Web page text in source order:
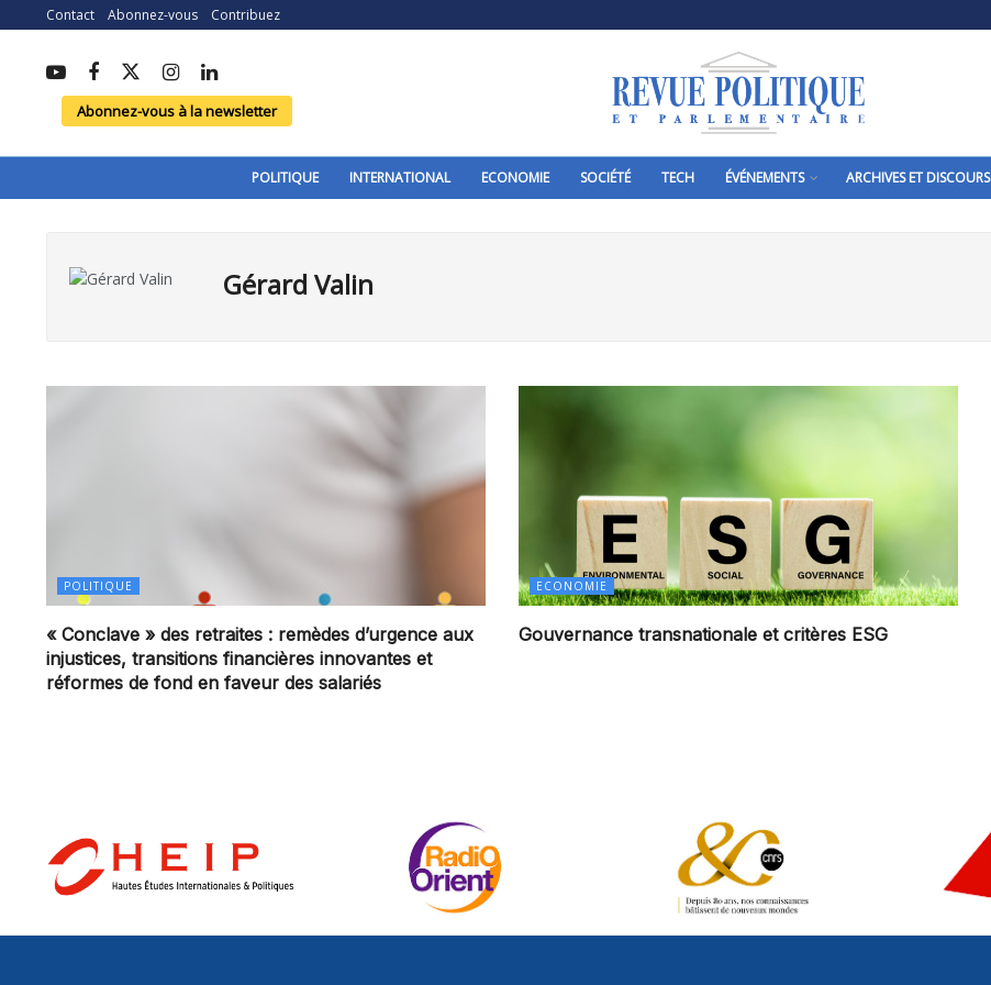
Contact Abonnez-vous Contribuez
Abonnez-vous à la newsletter
POLITIQUE INTERNATIONAL ECONOMIE SOCIÉTÉ TECH ÉVÉNEMENTS ARCHIVES ET DISCOURS
Gérard Valin
POLITIQUE
« Conclave » des retraites : remèdes d’urgence aux
injustices, transitions financières innovantes et
réformes de fond en faveur des salariés
ECONOMIE
Gouvernance transnationale et critères ESG